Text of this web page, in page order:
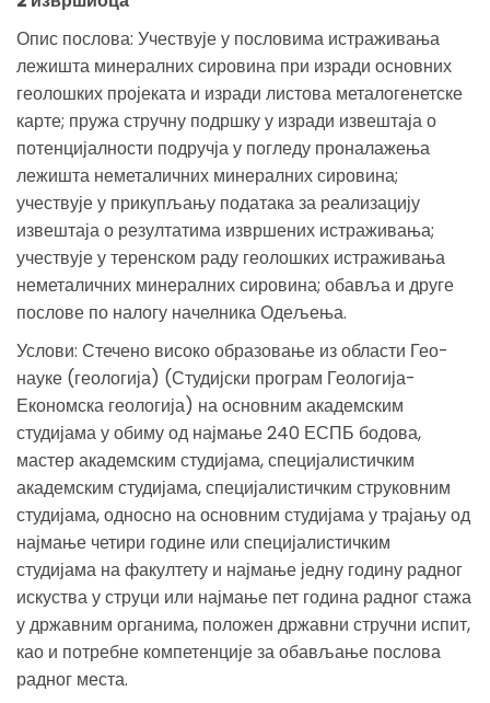
Опис послова: Учествује у пословима истраживања
лежишта минералних сировина при изради основних
геолошких пројеката и изради листова металогенетске
карте; пружа стручну подршку у изради извештаја о
потенцијалности подручја у погледу проналажења
лежишта неметаличних минералних сировина;
учествује у прикупљању података за реализацију
извештаја о резултатима извршених истраживања;
учествује у теренском раду геолошких истраживања
неметаличних минералних сировина; обавља и друге
послове по налогу начелника Одељења.
Услови: Стечено високо образовање из области Гео-
науке (геологија) (Студијски програм Геологија-
Економска геологија) на основним академским
студијама у обиму од најмање 240 ЕСПБ бодова,
мастер академским студијама, специјалистичким
академским студијама, специјалистичким струковним
студијама, односно на основним студијама у трајању од
најмање четири године или специјалистичким
студијама на факултету и најмање једну годину радног
искуства у струци или најмање пет година радног стажа
у државним органима, положен државни стручни испит,
као и потребне компетенције за обављање послова
радног места.